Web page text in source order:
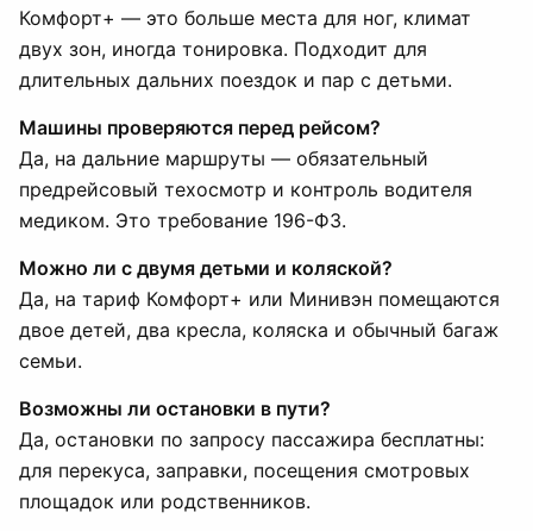
Комфорт+ — это больше места для ног, климат
двух зон, иногда тонировка. Подходит для
длительных дальних поездок и пар с детьми.
Машины проверяются перед рейсом?
Да, на дальние маршруты — обязательный
предрейсовый техосмотр и контроль водителя
медиком. Это требование 196-ФЗ.
Можно ли с двумя детьми и коляской?
Да, на тариф Комфорт+ или Минивэн помещаются
двое детей, два кресла, коляска и обычный багаж
семьи.
Возможны ли остановки в пути?
Да, остановки по запросу пассажира бесплатны:
для перекуса, заправки, посещения смотровых
площадок или родственников.